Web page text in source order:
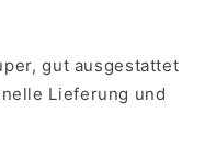
gut ausgestattet
Lieferung und